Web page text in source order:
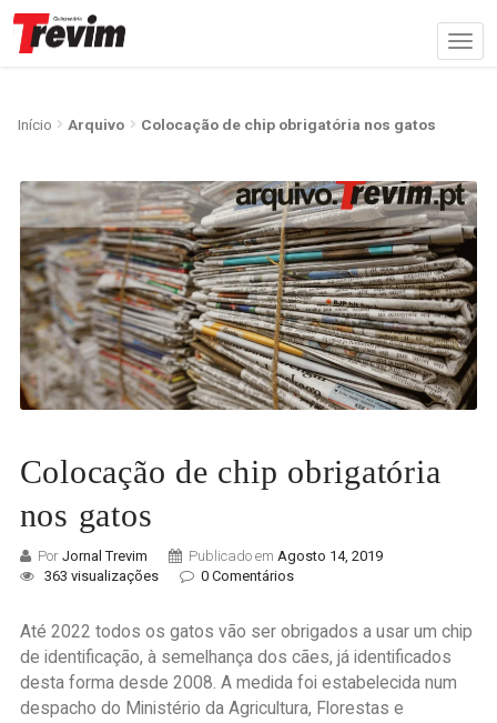
Início Arquivo Colocação de chip obrigatória nos gatos
Colocação de chip obrigatória
nos gatos
Por Jornal Trevim Publicado em Agosto 14, 2019
363 visualizações
0 Comentários
Até 2022 todos os gatos vão ser obrigados a usar um chip
de identificação, à semelhança dos cães, já identificados
desta forma desde 2008. A medida foi estabelecida num
despacho do Ministério da Agricultura, Florestas e